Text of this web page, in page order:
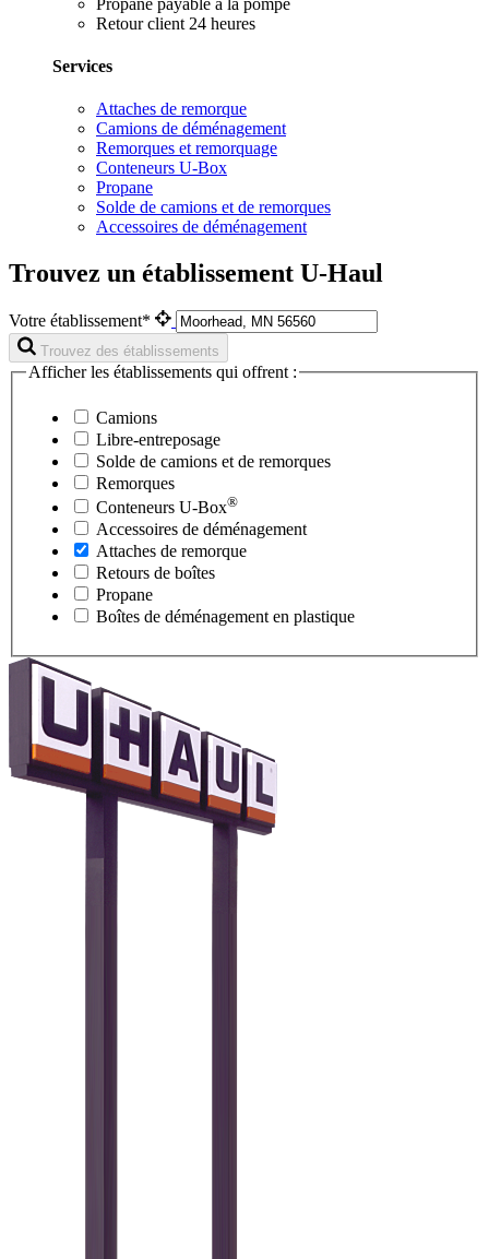
Retour client 24 heures
Services
Attaches de remorque
Camions de déménagement
Remorques et remorquage
Conteneurs U-Box
Propane
Solde de camions et de remorques
Accessoires de déménagement
Trouvez un établissement U-Haul
Votre établissement*
Trouvez des établissements
Afficher les établissements qui offrent :
Camions
Libre-entreposage
Solde de camions et de remorques
Remorques
Conteneurs U-Box®
Accessoires de déménagement
Attaches de remorque
Retours de boîtes
Propane
Boîtes de déménagement en plastique